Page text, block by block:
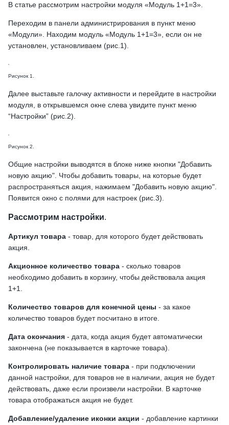
В статье рассмотрим настройки модуля «Модуль 1+1=3».
Переходим в панели администрирования в пункт меню
«Модули». Находим модуль «Модуль 1+1=3», если он не
установлен, установливаем (рис.1).
Рисунок 1.
Далее выставьте галочку активности и перейдите в настройки
модуля, в открывшемся окне слева увидите пункт меню
“Настройки” (рис.2).
Рисунок 2.
Общие настройки выводятся в блоке ниже кнопки "Добавить
новую акцию". Чтобы добавить товары, на которые будет
распространяться акция, нажимаем "Добавить новую акцию".
Появится окно с полями для настроек (рис.3).
Рассмотрим настройки.
Артикул товара - товар, для которого будет действовать
акция.
Акционное количество товара - cколько товаров
необходимо добавить в корзину, чтобы действовала акция
1+1.
Количество товаров для конечной цены - за какое
количество товаров будет посчитано в итоге.
Дата окончания - дата, когда акция будет автоматически
закончена (не показывается в карточке товара).
Контролировать наличие товара - при подключении
данной настройки, для товаров не в наличии, акция не будет
действовать, даже если произвели настройки. В карточке
товара отображаться акция не будет.
Добавление/удаление иконки акции - добавление картинки